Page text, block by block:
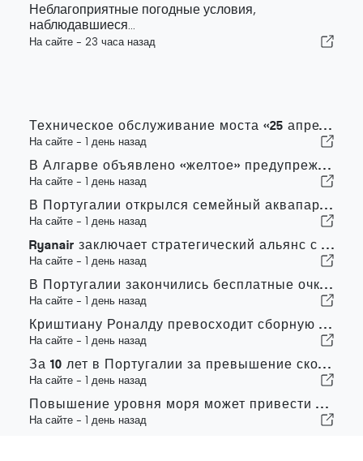
Неблагоприятные погодные условия,
наблюдавшиеся...
На сайте - 23 часа назад
Техническое обслуживание моста «25 апреля» обходится в среднем примерно в 1,6 млн евро в год
На сайте - 1 день назад
В Алгарве объявлено «желтое» предупреждение из-за высоких температур
На сайте - 1 день назад
В Португалии открылся семейный аквапарк к лету — билеты стоят 2 евро
На сайте - 1 день назад
Ryanair заключает стратегический альянс с Институтом Пиаже в Визеу с целью подготовки кадров для авиационной отрасли в Португалии
На сайте - 1 день назад
В Португалии закончились бесплатные очки для наблюдения за полным солнечным затмением
На сайте - 1 день назад
Криштиану Роналду превосходит сборную Португалии по коммерческой ценности
На сайте - 1 день назад
За 10 лет в Португалии за превышение скорости были оштрафованы 3,6 миллиона водителей
На сайте - 1 день назад
Повышение уровня моря может привести к исчезновению 40 процентов пляжей Португалии
На сайте - 1 день назад